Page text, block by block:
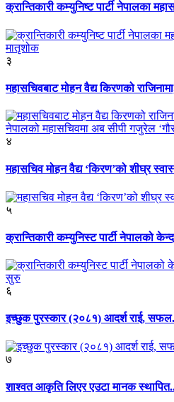
क्रान्तिकारी कम्युनिष्ट पार्टी नेपालका
३
महासचिवबाट मोहन वैद्य किरणको
४
महासचिव मोहन वैद्य ‘किरण’को शीघ्र
५
क्रान्तिकारी कम्युनिस्ट पार्टी नेपालको
६
इच्छुक पुरस्कार (२०८१) आदर्श राई,
७
शाश्वत आकृति लिएर एउटा मानक